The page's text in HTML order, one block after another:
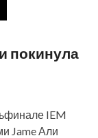
покинула
IEM
Jame Али